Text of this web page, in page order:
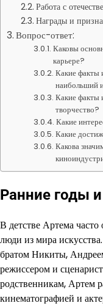
Работа с
Награды и
Вопрос-ответ:
Каковы
карьере?
Какие факты
наибольший
Какие факты
творчество?
Какие
Какие
Какова
Ранние годы
В детстве Артема
люди из мира
братом Никиты,
режиссером и
родственникам, Артем
кинематографией и